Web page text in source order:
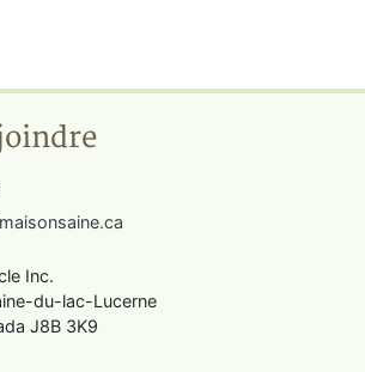
Inc.
du-lac-Lucerne
J8B 3K9